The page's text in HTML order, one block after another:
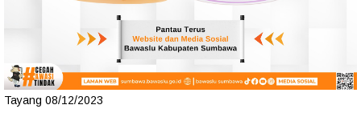
Tayang 08/12/2023